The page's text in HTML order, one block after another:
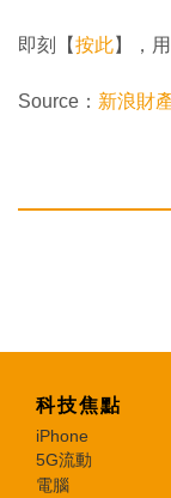
即刻【按此】，
Source： 新浪財
科技焦點
iPhone
5G流動
電腦